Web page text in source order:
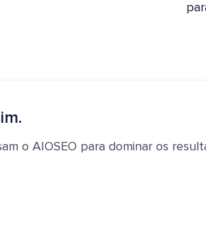
o AIOSEO para dominar os